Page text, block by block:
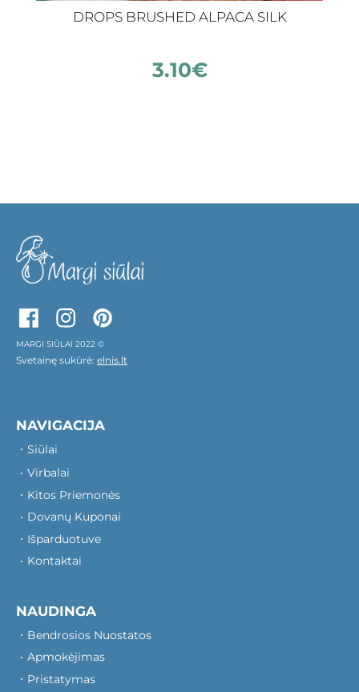
DROPS BRUSHED ALPACA SILK
3.10€
MARGI SIŪLAI 2022 ©
Svetainę sukūrė: elnis.lt
NAVIGACIJA
Siūlai
Virbalai
Kitos Priemonės
Dovanų Kuponai
Išparduotuve
Kontaktai
NAUDINGA
Bendrosios Nuostatos
Apmokėjimas
Pristatymas